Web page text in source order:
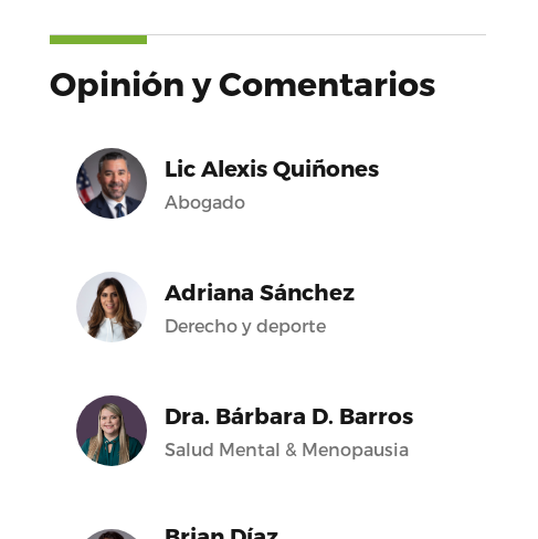
Opinión y Comentarios
Lic Alexis Quiñones
Abogado
Adriana Sánchez
Derecho y deporte
Dra. Bárbara D. Barros
Salud Mental & Menopausia